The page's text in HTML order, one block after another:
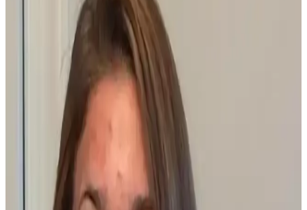
Önleme Yöntemleri ve Ürün Seçimi
Yaşlanma ile makyajın kırışıklıklara dolması kuru ciltlerde daha
belirgindir. Doğru nemlendirme, uygun ürün seçimi ve minimal
uygulama teknikleriyle bu sorun azaltılabilir.
Ağız Çevresinde Perioral Dermatit: Nedenleri,
Belirtileri ve Etkili Tedavi Yöntemleri
Perioral dermatit, ağız çevresinde kırmızı kabarcıklar ve
kızarıklıklarla kendini gösteren cilt rahatsızlığıdır. Nedenleri,
belirtileri ve dermatolog kontrolünde uygulanan tedavi yöntemleri
detaylıca ele alınmaktadır.
Asya Güzellik Ürünlerinde Yenilikçi ve Etkili Bakım
Seçenekleri